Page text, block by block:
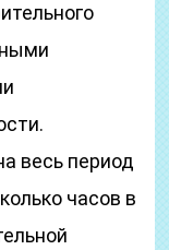
весь период
часов в